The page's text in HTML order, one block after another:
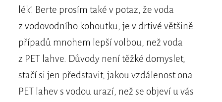
lék‘. Berte prosím také v potaz, že voda
z vodovodního kohoutku, je v drtivé většině
případů mnohem lepší volbou, než voda
z PET lahve. Důvody není těžké domyslet,
stačí si jen představit, jakou vzdálenost ona
PET lahev s vodou urazí, než se objeví u vás